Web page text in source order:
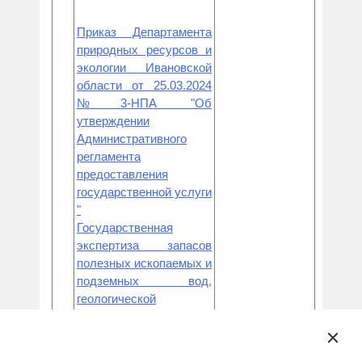
Приказ Департамента
природных ресурсов и
экологии Ивановской
области от 25.03.2024
№3-НПА "Об
утверждении
Административного
регламента
предоставления
государственной услуги
"
Государственная
экспертиза запасов
полезных ископаемых и
подземных вод,
геологической